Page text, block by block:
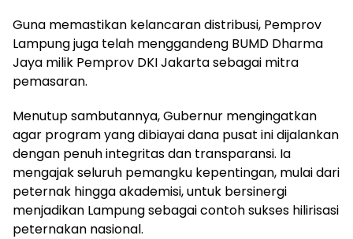
Guna memastikan kelancaran distribusi, Pemprov
Lampung juga telah menggandeng BUMD Dharma
Jaya milik Pemprov DKI Jakarta sebagai mitra
pemasaran.
​Menutup sambutannya, Gubernur mengingatkan
agar program yang dibiayai dana pusat ini dijalankan
dengan penuh integritas dan transparansi. Ia
mengajak seluruh pemangku kepentingan, mulai dari
peternak hingga akademisi, untuk bersinergi
menjadikan Lampung sebagai contoh sukses hilirisasi
peternakan nasional.